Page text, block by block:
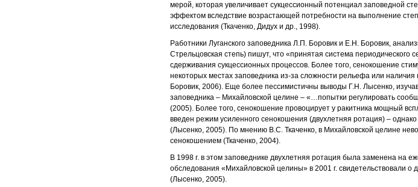
мерой, которая увеличивает сукцессионный потенциал заповедной
эффектом вследствие возрастающей потребности на выполнение
исследования (Ткаченко, Дидух и др., 1998).
Работники Луганского заповедника Л.П. Боровик и Е.Н. Боровик,
Стрельцовская степь) пишут, что «принятая система
сдерживания сукцессионных процессов. Более того, сенокошение
некоторых местах заповедника из-за сложности рельефа или
Боровик, 2006). Еще более пессимистичны выводы Г.Н. Лысенко,
заповедника – Михайловской целине – «…попытки регулировать
(2005). Более того, сенокошение провоцирует у ракитника мощный
введен режим усиленного сенокошения (двухлетняя ротация) –
(Лысенко, 2005). По мнению В.С. Ткаченко, в Михайловской целине
сенокошением (Ткаченко, 2004).
В 1998 г. в этом заповеднике двухлетняя ротация была заменена на
обследования «Михайловской целины» в 2001 г. свидетельствовали о
(Лысенко, 2005).